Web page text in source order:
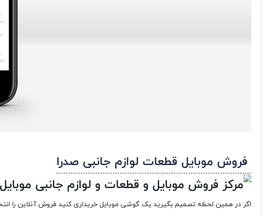
فروش موبایل قطعات لوازم جانبی صدرا
اگر در همین لحظه تصمیم بگیرید یک گوشی موبایل خریداری کنید فروش آنلاین را